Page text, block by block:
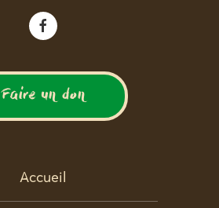
Faire un don
Accueil